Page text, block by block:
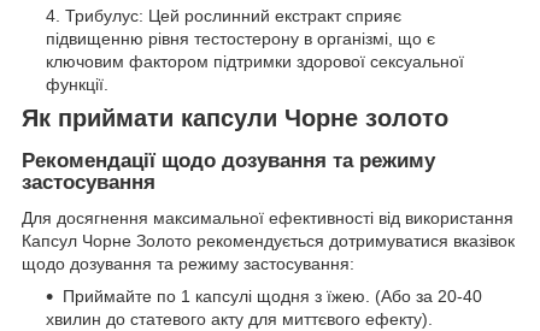
Трибулус: Цей рослинний екстракт сприяє
підвищенню рівня тестостерону в організмі, що є
ключовим фактором підтримки здорової сексуальної
функції.
Як приймати капсули Чорне золото
Рекомендації щодо дозування та режиму
застосування
Для досягнення максимальної ефективності від використання
Капсул Чорне Золото рекомендується дотримуватися вказівок
щодо дозування та режиму застосування:
Приймайте по 1 капсулі щодня з їжею. (Або за 20-40
хвилин до статевого акту для миттєвого ефекту).